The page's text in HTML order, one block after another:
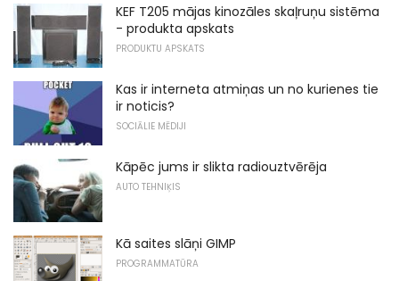
KEF T205 mājas kinozāles skaļruņu sistēma
- produkta apskats
PRODUKTU APSKATS
Kas ir interneta atmiņas un no kurienes tie
ir noticis?
SOCIĀLIE MĒDIJI
Kāpēc jums ir slikta radiouztvērēja
AUTO TEHNIĶIS
Kā saites slāņi GIMP
PROGRAMMATŪRA